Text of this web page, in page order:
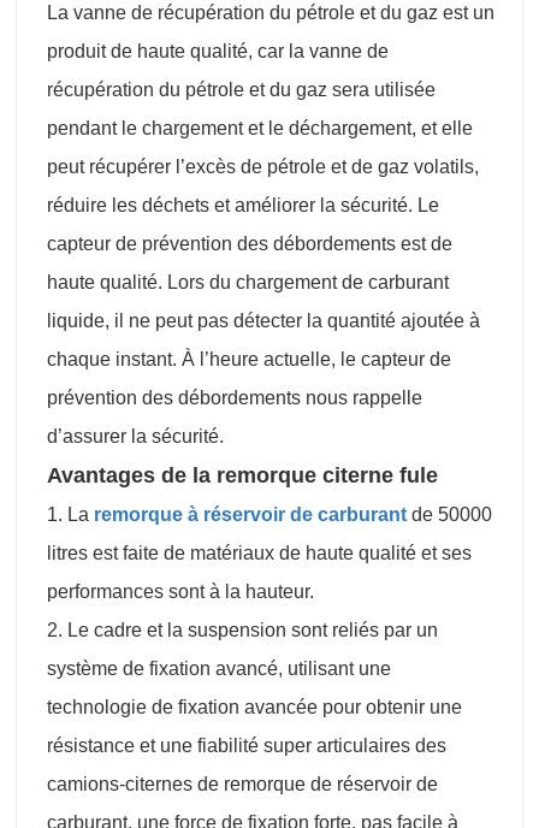
La vanne de récupération du pétrole et du gaz est un
produit de haute qualité, car la vanne de
récupération du pétrole et du gaz sera utilisée
pendant le chargement et le déchargement, et elle
peut récupérer l’excès de pétrole et de gaz volatils,
réduire les déchets et améliorer la sécurité. Le
capteur de prévention des débordements est de
haute qualité. Lors du chargement de carburant
liquide, il ne peut pas détecter la quantité ajoutée à
chaque instant. À l’heure actuelle, le capteur de
prévention des débordements nous rappelle
d’assurer la sécurité.
Avantages de la remorque citerne fule
1. La remorque à réservoir de carburant de 50000
litres est faite de matériaux de haute qualité et ses
performances sont à la hauteur.
2. Le cadre et la suspension sont reliés par un
système de fixation avancé, utilisant une
technologie de fixation avancée pour obtenir une
résistance et une fiabilité super articulaires des
camions-citernes de remorque de réservoir de
carburant, une force de fixation forte, pas facile à